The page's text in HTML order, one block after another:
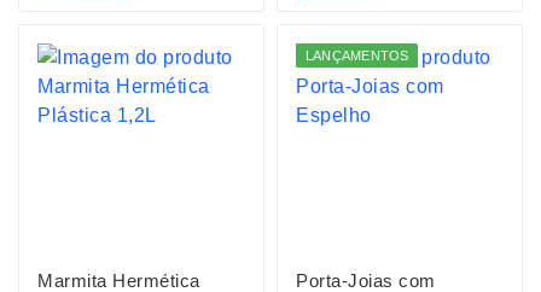
Marmita Hermética
LANÇAMENTOS
Porta-Joias com